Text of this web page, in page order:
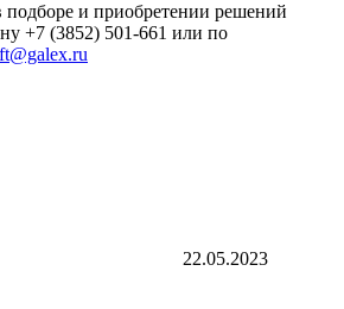
и приобретении решений
+7 (3852) 501-661 или по
22.05.2023